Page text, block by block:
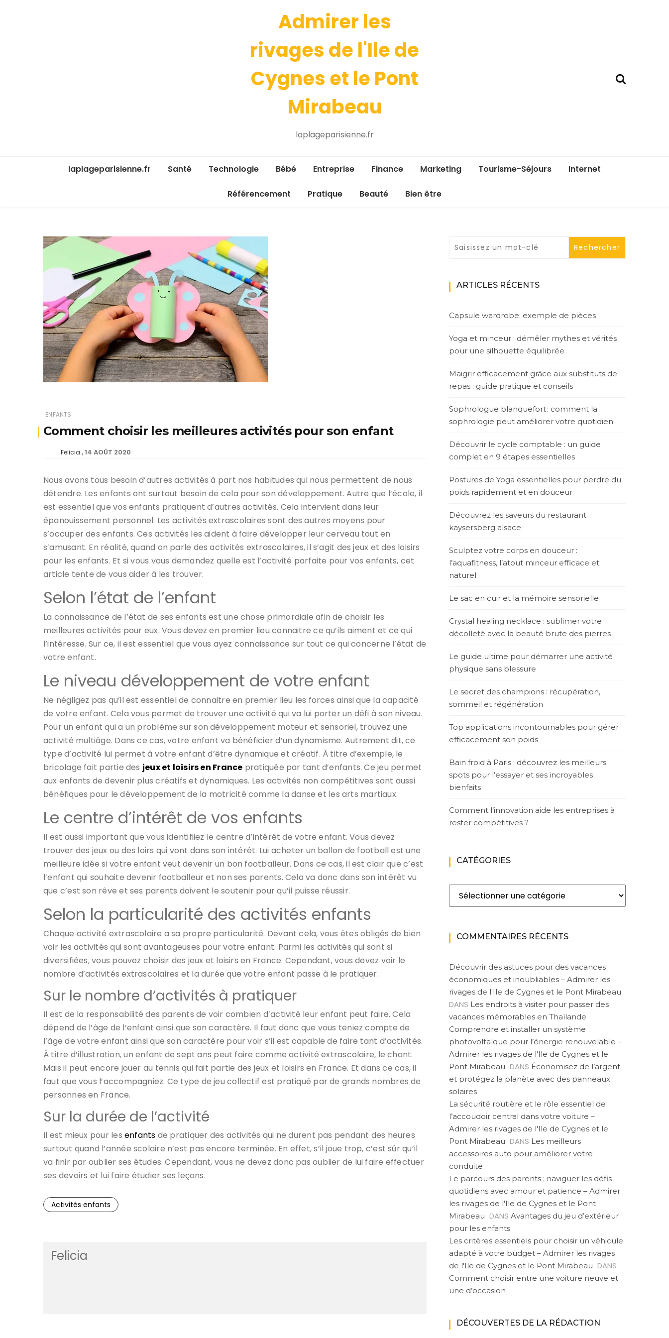
Admirer les
rivages de l'Ile de
Cygnes et le Pont
Mirabeau
laplageparisienne.fr
laplageparisienne.fr Santé Technologie Bébé Entreprise Finance Marketing Tourisme-Séjours Internet
Référencement Pratique Beauté Bien être
ENFANTS
Comment choisir les meilleures activités pour son enfant
Felicia 14 AOÛT 2020
Nous avons tous besoin d’autres activités à part nos habitudes qui nous permettent de nous
détendre. Les enfants ont surtout besoin de cela pour son développement. Autre que l’école, il
est essentiel que vos enfants pratiquent d’autres activités. Cela intervient dans leur
épanouissement personnel. Les activités extrascolaires sont des autres moyens pour
s’occuper des enfants. Ces activités les aident à faire développer leur cerveau tout en
s’amusant. En réalité, quand on parle des activités extrascolaires, il s’agit des jeux et des loisirs
pour les enfants. Et si vous vous demandez quelle est l’activité parfaite pour vos enfants, cet
article tente de vous aider à les trouver.
Selon l’état de l’enfant
La connaissance de l’état de ses enfants est une chose primordiale afin de choisir les
meilleures activités pour eux. Vous devez en premier lieu connaitre ce qu’ils aiment et ce qui
l’intéresse. Sur ce, il est essentiel que vous ayez connaissance sur tout ce qui concerne l’état de
votre enfant.
Le niveau développement de votre enfant
Ne négligez pas qu’il est essentiel de connaitre en premier lieu les forces ainsi que la capacité
de votre enfant. Cela vous permet de trouver une activité qui va lui porter un défi à son niveau.
Pour un enfant qui a un problème sur son développement moteur et sensoriel, trouvez une
activité multiâge. Dans ce cas, votre enfant va bénéficier d’un dynamisme. Autrement dit, ce
type d’activité lui permet à votre enfant d’être dynamique et créatif. À titre d’exemple, le
bricolage fait partie des jeux et loisirs en France pratiquée par tant d’enfants. Ce jeu permet
aux enfants de devenir plus créatifs et dynamiques. Les activités non compétitives sont aussi
bénéfiques pour le développement de la motricité comme la danse et les arts martiaux.
Le centre d’intérêt de vos enfants
Il est aussi important que vous identifiiez le centre d’intérêt de votre enfant. Vous devez
trouver des jeux ou des loirs qui vont dans son intérêt. Lui acheter un ballon de football est une
meilleure idée si votre enfant veut devenir un bon footballeur. Dans ce cas, il est clair que c’est
l’enfant qui souhaite devenir footballeur et non ses parents. Cela va donc dans son intérêt vu
que c’est son rêve et ses parents doivent le soutenir pour qu’il puisse réussir.
Selon la particularité des activités enfants
Chaque activité extrascolaire a sa propre particularité. Devant cela, vous êtes obligés de bien
voir les activités qui sont avantageuses pour votre enfant. Parmi les activités qui sont si
diversifiées, vous pouvez choisir des jeux et loisirs en France. Cependant, vous devez voir le
nombre d’activités extrascolaires et la durée que votre enfant passe à le pratiquer.
Sur le nombre d’activités à pratiquer
Il est de la responsabilité des parents de voir combien d’activité leur enfant peut faire. Cela
dépend de l’âge de l’enfant ainsi que son caractère. Il faut donc que vous teniez compte de
l’âge de votre enfant ainsi que son caractère pour voir s’il est capable de faire tant d’activités.
À titre d’illustration, un enfant de sept ans peut faire comme activité extrascolaire, le chant.
Mais il peut encore jouer au tennis qui fait partie des jeux et loisirs en France. Et dans ce cas, il
faut que vous l’accompagniez. Ce type de jeu collectif est pratiqué par de grands nombres de
personnes en France.
Sur la durée de l’activité
Il est mieux pour les enfants de pratiquer des activités qui ne durent pas pendant des heures
surtout quand l’année scolaire n’est pas encore terminée. En effet, s’il joue trop, c’est sûr qu’il
va finir par oublier ses études. Cependant, vous ne devez donc pas oublier de lui faire effectuer
ses devoirs et lui faire étudier ses leçons.
Activités enfants
Felicia
ARTICLES RÉCENTS
Capsule wardrobe: exemple de pièces
Yoga et minceur : démêler mythes et vérités
pour une silhouette équilibrée
Maigrir efficacement grâce aux substituts de
repas : guide pratique et conseils
Sophrologue blanquefort : comment la
sophrologie peut améliorer votre quotidien
Découvrir le cycle comptable : un guide
complet en 9 étapes essentielles
Postures de Yoga essentielles pour perdre du
poids rapidement et en douceur
Découvrez les saveurs du restaurant
kaysersberg alsace
Sculptez votre corps en douceur :
l’aquafitness, l’atout minceur efficace et
naturel
Le sac en cuir et la mémoire sensorielle
Crystal healing necklace : sublimer votre
décolleté avec la beauté brute des pierres
Le guide ultime pour démarrer une activité
physique sans blessure
Le secret des champions : récupération,
sommeil et régénération
Top applications incontournables pour gérer
efficacement son poids
Bain froid à Paris : découvrez les meilleurs
spots pour l’essayer et ses incroyables
bienfaits
Comment l’innovation aide les entreprises à
rester compétitives ?
CATÉGORIES
Catégories
COMMENTAIRES RÉCENTS
Découvrir des astuces pour des vacances
économiques et inoubliables – Admirer les
rivages de l'Ile de Cygnes et le Pont Mirabeau
DANS Les endroits à visiter pour passer des
vacances mémorables en Thaïlande
Comprendre et installer un système
photovoltaïque pour l’énergie renouvelable –
Admirer les rivages de l'Ile de Cygnes et le
Pont Mirabeau DANS Économisez de l’argent
et protégez la planète avec des panneaux
solaires
La sécurité routière et le rôle essentiel de
l’accoudoir central dans votre voiture –
Admirer les rivages de l'Ile de Cygnes et le
Pont Mirabeau DANS Les meilleurs
accessoires auto pour améliorer votre
conduite
Le parcours des parents : naviguer les défis
quotidiens avec amour et patience – Admirer
les rivages de l'Ile de Cygnes et le Pont
Mirabeau DANS Avantages du jeu d’extérieur
pour les enfants
Les critères essentiels pour choisir un véhicule
adapté à votre budget – Admirer les rivages
de l'Ile de Cygnes et le Pont Mirabeau DANS
Comment choisir entre une voiture neuve et
une d’occasion
DÉCOUVERTES DE LA RÉDACTION